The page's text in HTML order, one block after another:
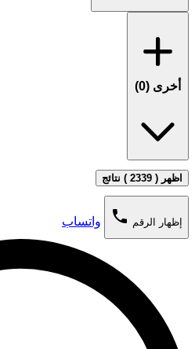
أخرى (0
)
اظهر ( 2339 ) نتائج
إظهار الرقم phone واتساب